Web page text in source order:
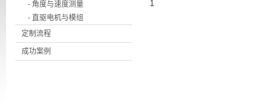
- 角度与速度测量
- 直驱电机与模组
定制流程
成功案例
1